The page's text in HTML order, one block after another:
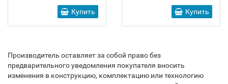
Купить Купить
Производитель оставляет за собой право без
предварительного уведомления покупателя вносить
изменения в конструкцию, комплектацию или технологию